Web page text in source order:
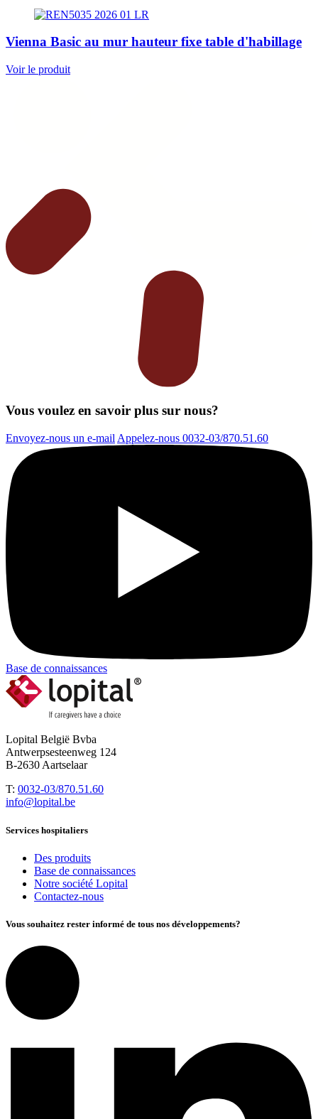
Vienna Basic au mur hauteur fixe table d'habillage
Voir le produit
Vous voulez en savoir plus sur nous?
Envoyez-nous un e-mail Appelez-nous 0032-03/870.51.60
Base de connaissances
Lopital België Bvba
Antwerpsesteenweg 124
B-2630 Aartselaar
T: 0032-03/870.51.60
info@lopital.be
Services hospitaliers
Des produits
Base de connaissances
Notre société Lopital
Contactez-nous
Vous souhaitez rester informé de tous nos développements?